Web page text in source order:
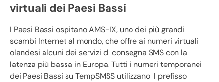
virtuali dei Paesi Bassi
I Paesi Bassi ospitano AMS-IX, uno dei più grandi
scambi Internet al mondo, che offre ai numeri virtuali
olandesi alcuni dei servizi di consegna SMS con la
latenza più bassa in Europa. Tutti i numeri temporanei
dei Paesi Bassi su TempSMSS utilizzano il prefisso